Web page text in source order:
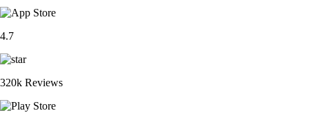
4.7
320k Reviews